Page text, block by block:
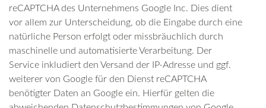
reCAPTCHA des Unternehmens Google Inc. Dies dient
vor allem zur Unterscheidung, ob die Eingabe durch eine
natürliche Person erfolgt oder missbräuchlich durch
maschinelle und automatisierte Verarbeitung. Der
Service inkludiert den Versand der IP-Adresse und ggf.
weiterer von Google für den Dienst reCAPTCHA
benötigter Daten an Google ein. Hierfür gelten die